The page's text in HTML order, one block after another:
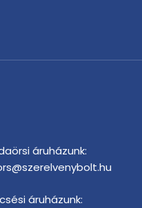
áruházunk:
áruházunk: